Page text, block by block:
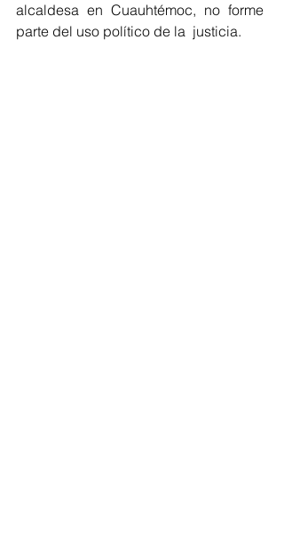
alcaldesa en Cuauhtémoc, no forme
parte del uso político de la  justicia.